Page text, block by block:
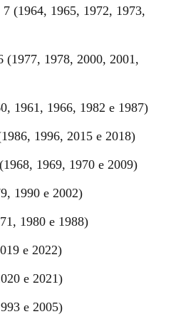
7 (1964, 1965, 1972, 1973,
(1977, 1978, 2000, 2001,
1961, 1966, 1982 e 1987)
1996, 2015 e 2018)
1969, 1970 e 2009)
1990 e 2002)
1980 e 1988)
e 2022)
e 2021)
e 2005)